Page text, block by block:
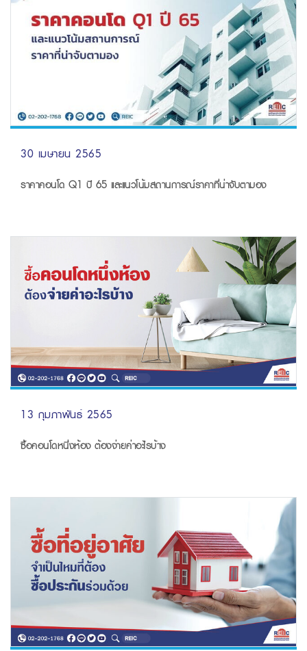
30 เมษายน 2565
ราคาคอนโด Q1 ปี 65 และแนวโน้มสถานการณ์ราคาที่น่าจับตามอง
13 กุมภาพันธ์ 2565
ซื้อคอนโดหนึ่งห้อง ต้องจ่ายค่าอะไรบ้าง